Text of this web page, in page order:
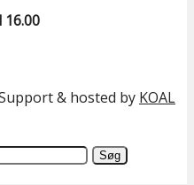
& hosted by KOAL
Søg